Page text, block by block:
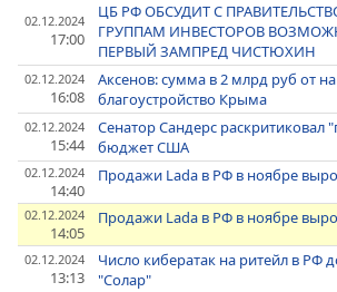
02.12.2024
17:00
ЦБ РФ ОБСУДИТ С
ГРУППАМ ИНВЕСТОРОВ
ПЕРВЫЙ ЗАМПРЕД ЧИСТЮХИН
02.12.2024
16:08
Аксенов: сумма в 2 млрд руб от
благоустройство Крыма
02.12.2024
15:44
Сенатор Сандерс
бюджет США
02.12.2024
14:40
Продажи Lada в РФ в ноябре
02.12.2024
14:05
Продажи Lada в РФ в ноябре
02.12.2024
13:13
Число кибератак на ритейл в РФ
"Солар"